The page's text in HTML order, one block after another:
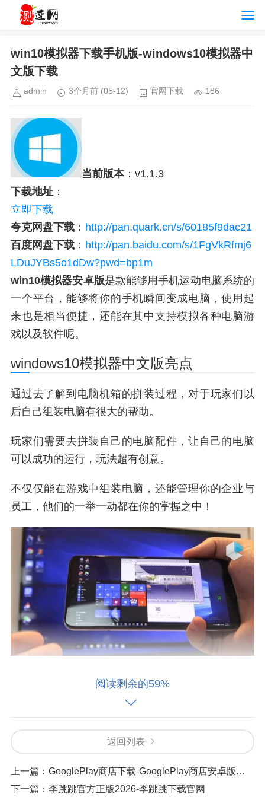
win10模拟器下载手机版-windows10模拟器中
文版下载
admin 3个月前 (05-12) 官网下载 186
当前版本：v1.1.3
下载地址 ：
立即下载
夸克网盘下载 ： http://pan.quark.cn/s/60185f9dac21
百度网盘下载 ： http://pan.baidu.com/s/1FgVkRfmj6
LDuJYBs5o1dDw?pwd=bp1m
win10模拟器安卓版是款能够用手机运动电脑系统的
一个平台，能够将你的手机瞬间变成电脑，使用起
来也是相当便捷，还能在其中支持模拟各种电脑游
戏以及软件呢。
windows10模拟器中文版亮点
通过去了解到电脑机箱的拼装过程，对于玩家们以
后自己组装电脑有很大的帮助。
玩家们需要去拼装自己的电脑配件，让自己的电脑
可以成功的运行，玩法超有创意。
不仅仅能在游戏中组装电脑，还能管理你的企业与
员工，他们的一举一动都在你的掌握之中！
手机windows10系统特色
真实的画面，很多细节方面都是呈现得蛮好的，这
很多的一些操作一定要按照其中的规定来，如果步
骤出现了问题就很难成功；
阅读剩余的59%
返回列表
上一篇： GooglePlay商店下载-GooglePlay商店安卓版下载
下一篇： 李跳跳官方正版2026-李跳跳下载官网